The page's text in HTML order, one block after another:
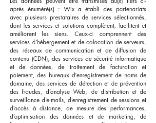
après énuméré(s) : Wix a établi des partenariats
avec plusieurs prestataires de services sélectionnés,
dont les services et solutions complètent, facilitent et
améliorent les siens. Ceux-ci comprennent des
services d’hébergement et de colocation de serveurs,
des réseaux de communication et de diffusion de
contenu (CDN), des services de sécurité informatique
et de données, de traitement de facturation et
paiement, des bureaux d'enregistrement de noms de
domaine, des services de détection et de prévention
des fraudes, d’analyse Web, de distribution et de
surveillance d’e-mails, d’enregistrement de sessions et
d’accès à distance, de mesure des performances,
d’optimisation des données et de marketing, de